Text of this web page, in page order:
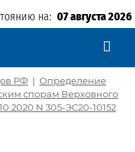
на: 07 августа 2026
РФ | Определение
спорам Верховного
N 305-ЭС20-10152